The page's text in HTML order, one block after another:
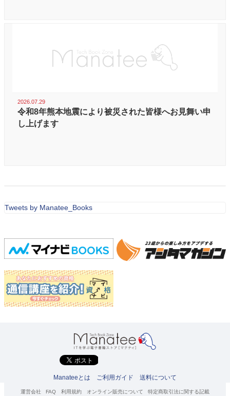
2026.07.29
令和8年熊本地震により被災された皆様へお見舞い申
し上げます
Tweets by Manatee_Books
Manateeとは ご利用ガイド 送料について
運営会社 FAQ 利用規約 オンライン販売について 特定商取引法に関する記載